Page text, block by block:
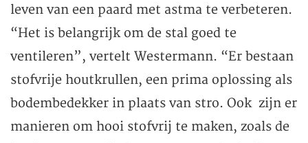
leven van een paard met astma te verbeteren.
“Het is belangrijk om de stal goed te
ventileren”, vertelt Westermann. “Er bestaan
stofvrije houtkrullen, een prima oplossing als
bodembedekker in plaats van stro. Ook zijn er
manieren om hooi stofvrij te maken, zoals de